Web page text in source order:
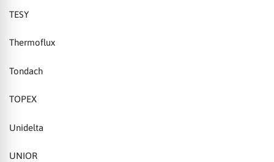
TESY
Thermoflux
Tondach
TOPEX
Unidelta
UNIOR